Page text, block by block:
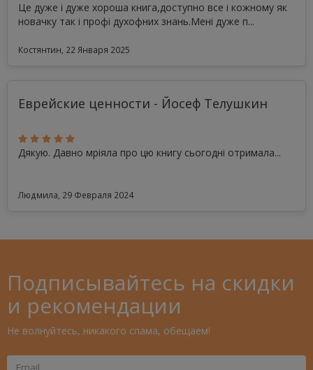
Це дуже і дуже хороша книга,доступно все і кожному як
новачку так і профі духофних знань.Мені дуже п...
Костянтин, 22 Января 2025
Еврейские ценности - Йосеф Телушкин
Дякую. Давно мріяла про цю книгу сьогодні отримала...
Людмила, 29 Февраля 2024
Подписывайтесь на скидки
и рекомендации
Не волнуйтесь, никакого спама, обещаем!